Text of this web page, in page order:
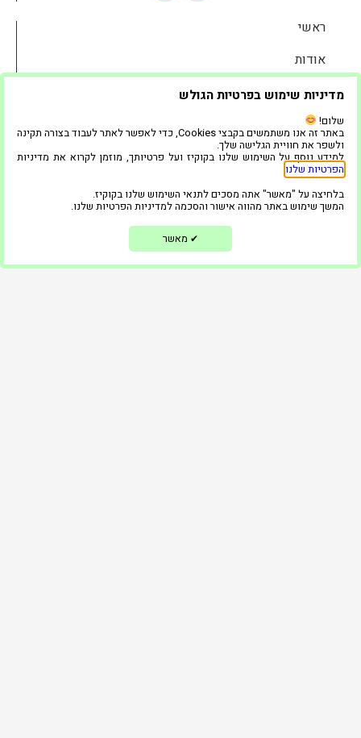
ראשי
אודות
השכרת ציוד לאירועים
שאלות נפוצות
גלריה
המוצרים שלנו
מדיניות שימוש בפרטיות הגולש
שלום!
באתר זה אנו משתמשים בקבצי Cookies, כדי לאפשר לאתר לעבוד בצורה תקינה
ולשפר את חוויית הגלישה שלך.
למידע נוסף על השימוש שלנו בקוקיז ועל פרטיותך, מוזמן לקרוא את מדיניות
הפרטיות שלנו
בלחיצה על "מאשר" אתה מסכים לתנאי השימוש שלנו בקוקיז.
המשך שימוש באתר מהווה אישור והסכמה למדיניות הפרטיות שלנו.
✔ מאשר